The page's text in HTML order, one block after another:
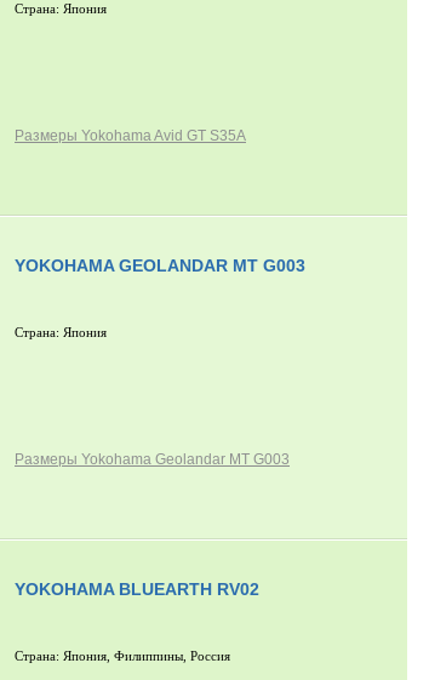
Страна: Япония
Размеры Yokohama Avid GT S35A
YOKOHAMA GEOLANDAR MT G003
Страна: Япония
Размеры Yokohama Geolandar MT G003
YOKOHAMA BLUEARTH RV02
Страна: Япония, Филиппины, Россия